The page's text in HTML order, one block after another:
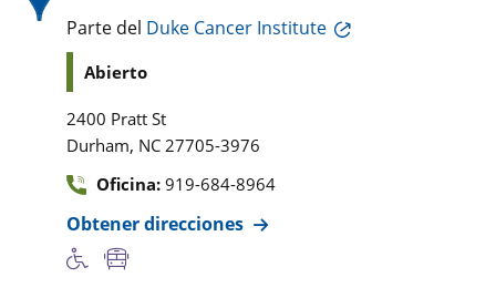
Parte del Duke Cancer Institute
Abierto
2400 Pratt St
Durham, NC 27705-3976
Oficina: 919-684-8964
Obtener direcciones